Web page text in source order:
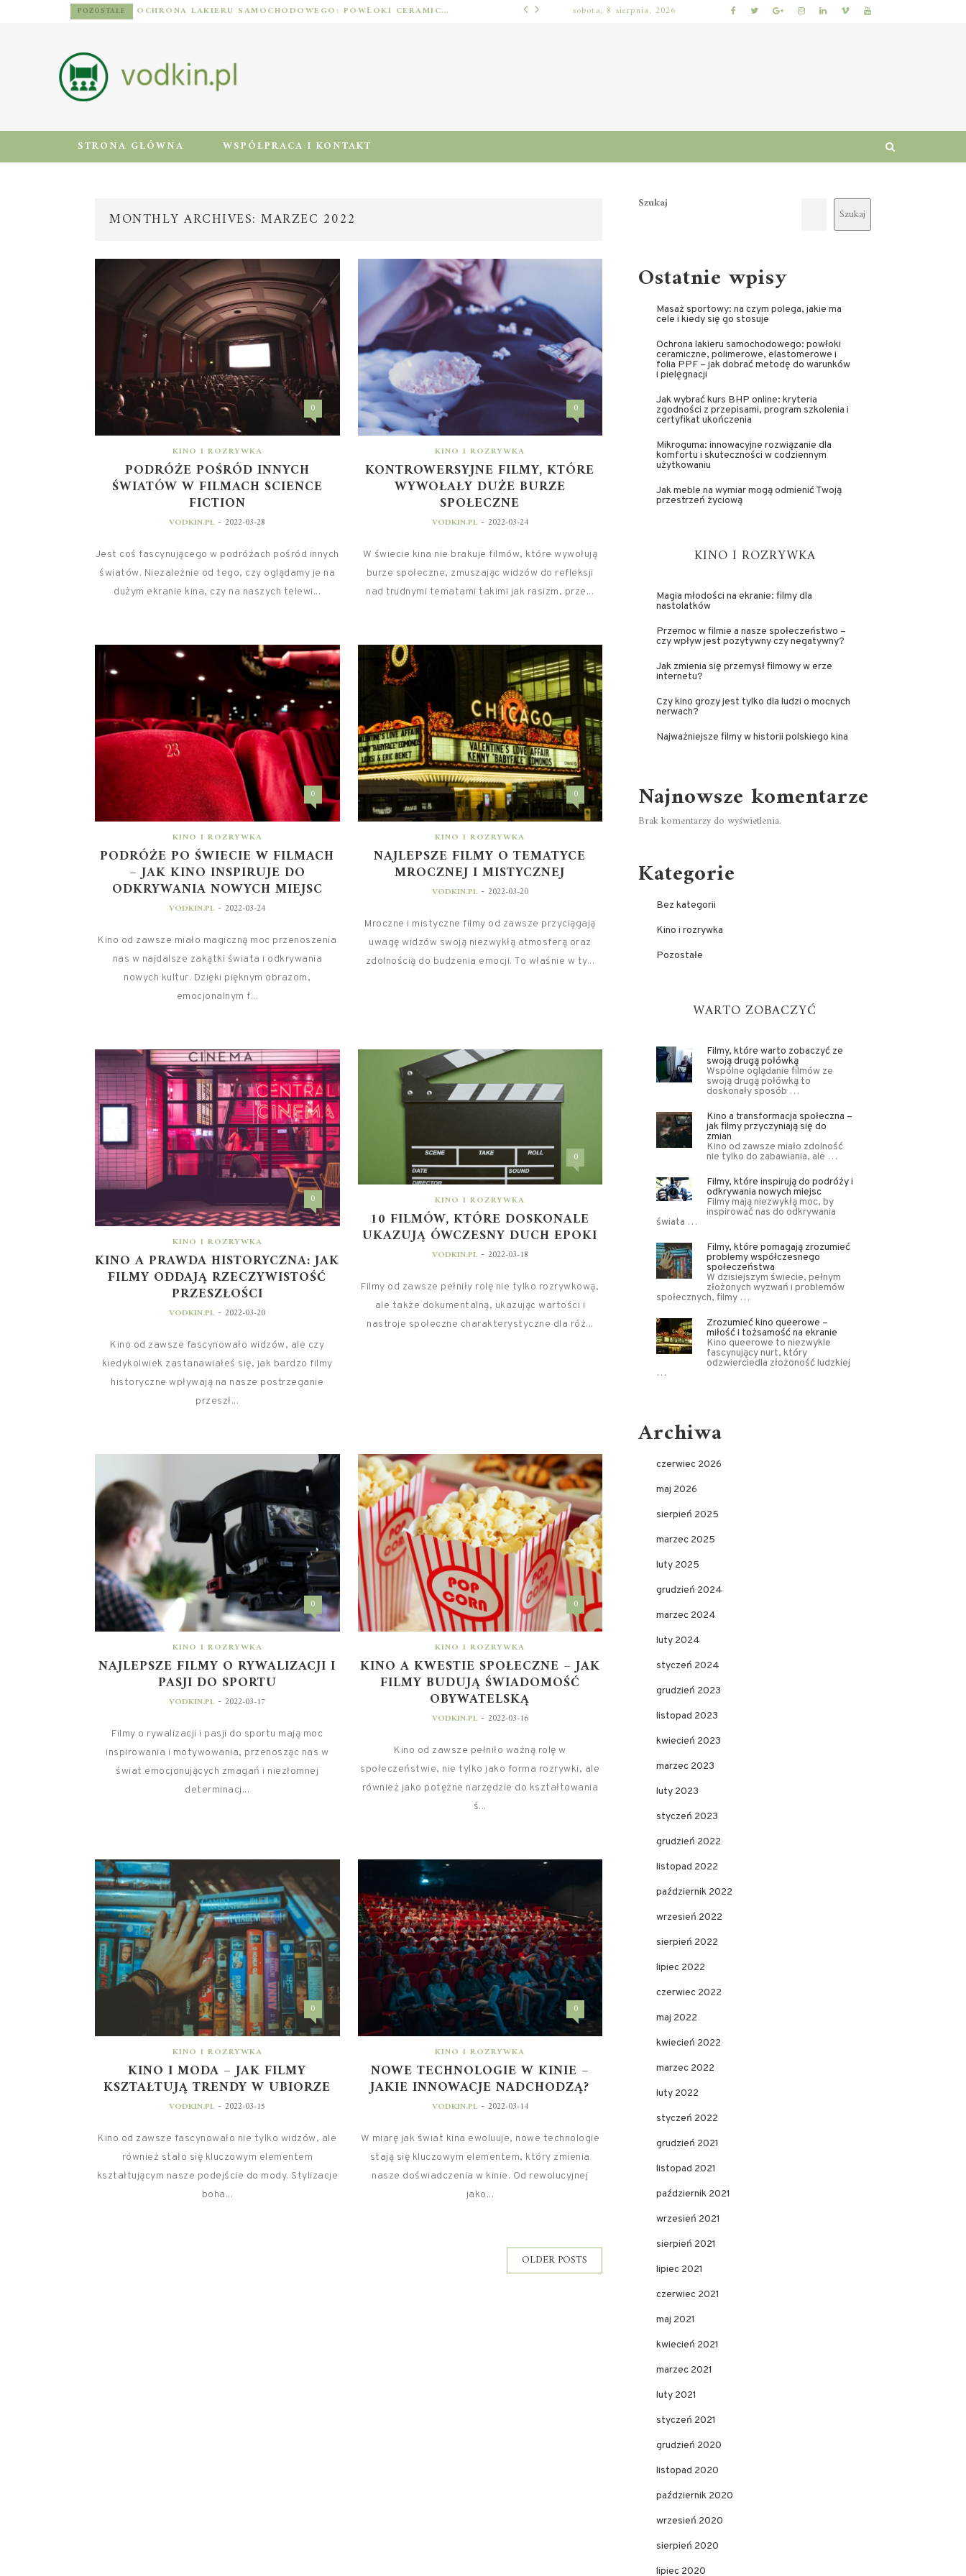
POZOSTAŁE OCHRONA LAKIERU SAMOCHODOWEGO: POWŁOKI CERAMICZNE, POLIMEROWE, ELASTOMEROWE I FOLIA PPF – JAK DOBRAĆ METODĘ DO WARUNKÓW I PIELĘGNACJI BEZ KATEGORII
sobota, 8 sierpnia, 2026
STRONA GŁÓWNA WSPÓŁPRACA I KONTAKT
MONTHLY ARCHIVES: MARZEC 2022
0
KINO I ROZRYWKA
PODRÓŻE POŚRÓD INNYCH
ŚWIATÓW W FILMACH SCIENCE
FICTION
VODKIN.PL - 2022-03-28
Jest coś fascynującego w podróżach pośród innych
światów. Niezależnie od tego, czy oglądamy je na
dużym ekranie kina, czy na naszych telewi...
0
KINO I ROZRYWKA
KONTROWERSYJNE FILMY, KTÓRE
WYWOŁAŁY DUŻE BURZE
SPOŁECZNE
VODKIN.PL - 2022-03-24
W świecie kina nie brakuje filmów, które wywołują
burze społeczne, zmuszając widzów do refleksji
nad trudnymi tematami takimi jak rasizm, prze...
0
KINO I ROZRYWKA
PODRÓŻE PO ŚWIECIE W FILMACH
– JAK KINO INSPIRUJE DO
ODKRYWANIA NOWYCH MIEJSC
VODKIN.PL - 2022-03-24
Kino od zawsze miało magiczną moc przenoszenia
nas w najdalsze zakątki świata i odkrywania
nowych kultur. Dzięki pięknym obrazom,
emocjonalnym f...
0
KINO I ROZRYWKA
NAJLEPSZE FILMY O TEMATYCE
MROCZNEJ I MISTYCZNEJ
VODKIN.PL - 2022-03-20
Mroczne i mistyczne filmy od zawsze przyciągają
uwagę widzów swoją niezwykłą atmosferą oraz
zdolnością do budzenia emocji. To właśnie w ty...
0
KINO I ROZRYWKA
KINO A PRAWDA HISTORYCZNA: JAK
FILMY ODDAJĄ RZECZYWISTOŚĆ
PRZESZŁOŚCI
VODKIN.PL - 2022-03-20
Kino od zawsze fascynowało widzów, ale czy
kiedykolwiek zastanawiałeś się, jak bardzo filmy
historyczne wpływają na nasze postrzeganie
przeszł...
0
KINO I ROZRYWKA
10 FILMÓW, KTÓRE DOSKONALE
UKAZUJĄ ÓWCZESNY DUCH EPOKI
VODKIN.PL - 2022-03-18
Filmy od zawsze pełniły rolę nie tylko rozrywkową,
ale także dokumentalną, ukazując wartości i
nastroje społeczne charakterystyczne dla róż...
0
KINO I ROZRYWKA
NAJLEPSZE FILMY O RYWALIZACJI I
PASJI DO SPORTU
VODKIN.PL - 2022-03-17
Filmy o rywalizacji i pasji do sportu mają moc
inspirowania i motywowania, przenosząc nas w
świat emocjonujących zmagań i niezłomnej
determinacj...
0
KINO I ROZRYWKA
KINO A KWESTIE SPOŁECZNE – JAK
FILMY BUDUJĄ ŚWIADOMOŚĆ
OBYWATELSKĄ
VODKIN.PL - 2022-03-16
Kino od zawsze pełniło ważną rolę w
społeczeństwie, nie tylko jako forma rozrywki, ale
również jako potężne narzędzie do kształtowania
ś...
0
KINO I ROZRYWKA
KINO I MODA – JAK FILMY
KSZTAŁTUJĄ TRENDY W UBIORZE
VODKIN.PL - 2022-03-15
Kino od zawsze fascynowało nie tylko widzów, ale
również stało się kluczowym elementem
kształtującym nasze podejście do mody. Stylizacje
boha...
0
KINO I ROZRYWKA
NOWE TECHNOLOGIE W KINIE –
JAKIE INNOWACJE NADCHODZĄ?
VODKIN.PL - 2022-03-14
W miarę jak świat kina ewoluuje, nowe technologie
stają się kluczowym elementem, który zmienia
nasze doświadczenia w kinie. Od rewolucyjnej
jako...
OLDER POSTS
Szukaj
Szukaj
Ostatnie wpisy
Masaż sportowy: na czym polega, jakie ma
cele i kiedy się go stosuje
Ochrona lakieru samochodowego: powłoki
ceramiczne, polimerowe, elastomerowe i
folia PPF – jak dobrać metodę do warunków
i pielęgnacji
Jak wybrać kurs BHP online: kryteria
zgodności z przepisami, program szkolenia i
certyfikat ukończenia
Mikroguma: innowacyjne rozwiązanie dla
komfortu i skuteczności w codziennym
użytkowaniu
Jak meble na wymiar mogą odmienić Twoją
przestrzeń życiową
KINO I ROZRYWKA
Magia młodości na ekranie: filmy dla
nastolatków
Przemoc w filmie a nasze społeczeństwo –
czy wpływ jest pozytywny czy negatywny?
Jak zmienia się przemysł filmowy w erze
internetu?
Czy kino grozy jest tylko dla ludzi o mocnych
nerwach?
Najważniejsze filmy w historii polskiego kina
Najnowsze komentarze
Brak komentarzy do wyświetlenia.
Kategorie
Bez kategorii
Kino i rozrywka
Pozostałe
WARTO ZOBACZYĆ
Filmy, które warto zobaczyć ze
swoją drugą połówką
Wspólne oglądanie filmów ze
swoją drugą połówką to
doskonały sposób …
Kino a transformacja społeczna –
jak filmy przyczyniają się do
zmian
Kino od zawsze miało zdolność
nie tylko do zabawiania, ale …
Filmy, które inspirują do podróży i
odkrywania nowych miejsc
Filmy mają niezwykłą moc, by
inspirować nas do odkrywania
świata …
Filmy, które pomagają zrozumieć
problemy współczesnego
społeczeństwa
W dzisiejszym świecie, pełnym
złożonych wyzwań i problemów
społecznych, filmy …
Zrozumieć kino queerowe –
miłość i tożsamość na ekranie
Kino queerowe to niezwykle
fascynujący nurt, który
odzwierciedla złożoność ludzkiej
…
Archiwa
czerwiec 2026
maj 2026
sierpień 2025
marzec 2025
luty 2025
grudzień 2024
marzec 2024
luty 2024
styczeń 2024
grudzień 2023
listopad 2023
kwiecień 2023
marzec 2023
luty 2023
styczeń 2023
grudzień 2022
listopad 2022
październik 2022
wrzesień 2022
sierpień 2022
lipiec 2022
czerwiec 2022
maj 2022
kwiecień 2022
marzec 2022
luty 2022
styczeń 2022
grudzień 2021
listopad 2021
październik 2021
wrzesień 2021
sierpień 2021
lipiec 2021
czerwiec 2021
maj 2021
kwiecień 2021
marzec 2021
luty 2021
styczeń 2021
grudzień 2020
listopad 2020
październik 2020
wrzesień 2020
sierpień 2020
lipiec 2020